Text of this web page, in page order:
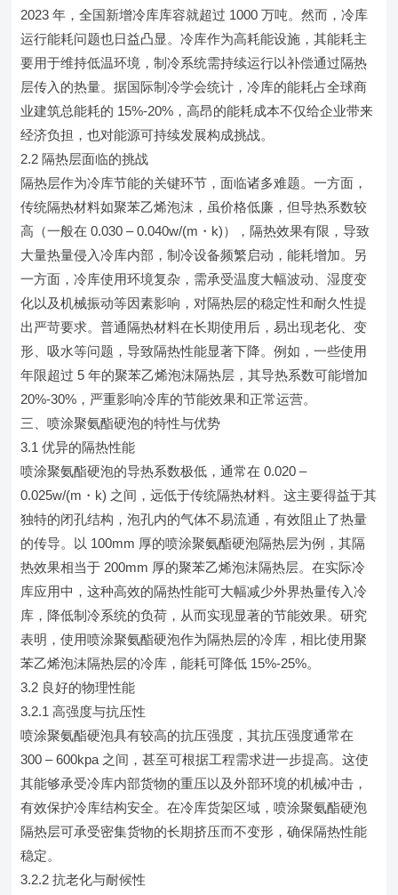
2023 年，全国新增冷库库容就超过 1000 万吨。然而，冷库
运行能耗问题也日益凸显。冷库作为高耗能设施，其能耗主
要用于维持低温环境，制冷系统需持续运行以补偿通过隔热
层传入的热量。据国际制冷学会统计，冷库的能耗占全球商
业建筑总能耗的 15%-20%，高昂的能耗成本不仅给企业带来
经济负担，也对能源可持续发展构成挑战。
2.2 隔热层面临的挑战
隔热层作为冷库节能的关键环节，面临诸多难题。一方面，
传统隔热材料如聚苯乙烯泡沫，虽价格低廉，但导热系数较
高（一般在 0.030 – 0.040w/(m・k)），隔热效果有限，导致
大量热量侵入冷库内部，制冷设备频繁启动，能耗增加。另
一方面，冷库使用环境复杂，需承受温度大幅波动、湿度变
化以及机械振动等因素影响，对隔热层的稳定性和耐久性提
出严苛要求。普通隔热材料在长期使用后，易出现老化、变
形、吸水等问题，导致隔热性能显著下降。例如，一些使用
年限超过 5 年的聚苯乙烯泡沫隔热层，其导热系数可能增加
20%-30%，严重影响冷库的节能效果和正常运营。
三、喷涂聚氨酯硬泡的特性与优势
3.1 优异的隔热性能
喷涂聚氨酯硬泡的导热系数极低，通常在 0.020 –
0.025w/(m・k) 之间，远低于传统隔热材料。这主要得益于其
独特的闭孔结构，泡孔内的气体不易流通，有效阻止了热量
的传导。以 100mm 厚的喷涂聚氨酯硬泡隔热层为例，其隔
热效果相当于 200mm 厚的聚苯乙烯泡沫隔热层。在实际冷
库应用中，这种高效的隔热性能可大幅减少外界热量传入冷
库，降低制冷系统的负荷，从而实现显著的节能效果。研究
表明，使用喷涂聚氨酯硬泡作为隔热层的冷库，相比使用聚
苯乙烯泡沫隔热层的冷库，能耗可降低 15%-25%。
3.2 良好的物理性能
3.2.1 高强度与抗压性
喷涂聚氨酯硬泡具有较高的抗压强度，其抗压强度通常在
300 – 600kpa 之间，甚至可根据工程需求进一步提高。这使
其能够承受冷库内部货物的重压以及外部环境的机械冲击，
有效保护冷库结构安全。在冷库货架区域，喷涂聚氨酯硬泡
隔热层可承受密集货物的长期挤压而不变形，确保隔热性能
稳定。
3.2.2 抗老化与耐候性